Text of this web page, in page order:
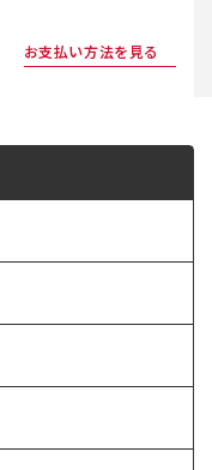
お支払い方法を見る